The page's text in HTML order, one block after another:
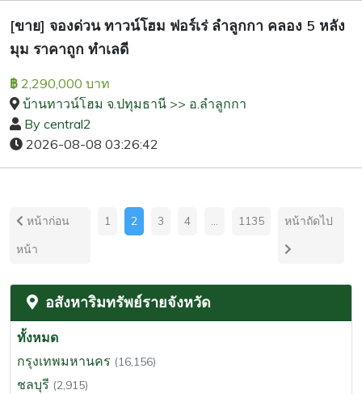
[ขาย] จองด่วน ทาวน์โฮม ฟอร์เร่ ลำลูกกา คลอง 5 หลัง
มุม ราคาถูก ทำเลดี
฿ 2,290,000 บาท
บ้านทาวน์โฮม จ.ปทุมธานี >> อ.ลำลูกกา
By central2
2026-08-08 03:26:42
หน้าก่อน
หน้า
1 2 3 4 ... 1135 หน้าถัดไป
อสังหาริมทรัพย์รายจังหวัด
ทั้งหมด
กรุงเทพมหานคร (16,156)
ชลบุรี (2,915)